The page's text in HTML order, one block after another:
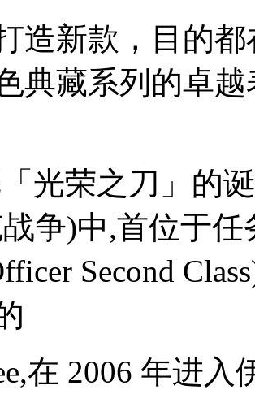
造新款，目的
典藏系列的卓
光荣之刀」的
争)中,首位于
Second
在 2006 年进